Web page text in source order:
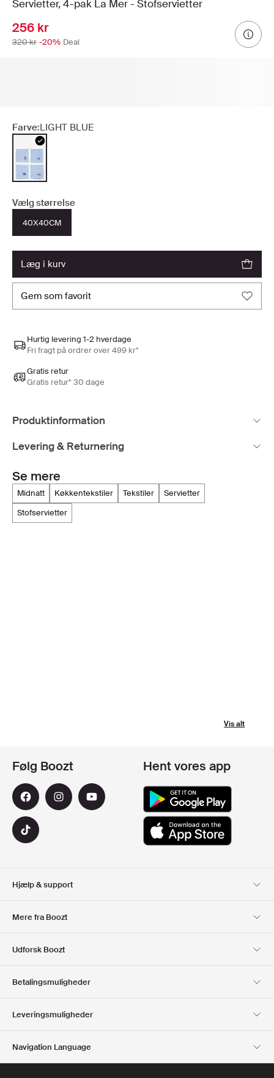
Servietter, 4-pak La Mer - Stofservietter
256 kr
320 kr -20% Deal
Farve:LIGHT BLUE
Vælg størrelse
40X40CM
læg i kurv
gem som favorit
Hurtig levering 1-2 hverdage
Fri fragt på ordrer over 499 kr*
Gratis retur
Gratis retur* 30 dage
Produktinformation
Levering & Returnering
Se mere
midnatt køkkentekstiler tekstiler
servietter
stofservietter
Vis alt
Hjælp & support
Mere fra Boozt
Club Boozt
Udforsk Boozt
Presse & udmærkelser
Følg Boozt Hent vores app
Betalingsmuligheder
Leveringsmuligheder
Navigation Language